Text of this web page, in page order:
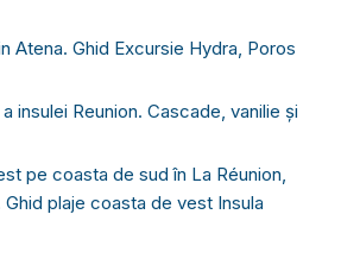
Atena. Ghid Excursie Hydra, Poros
insulei Reunion. Cascade, vanilie și
pe coasta de sud în La Réunion,
plaje coasta de vest Insula